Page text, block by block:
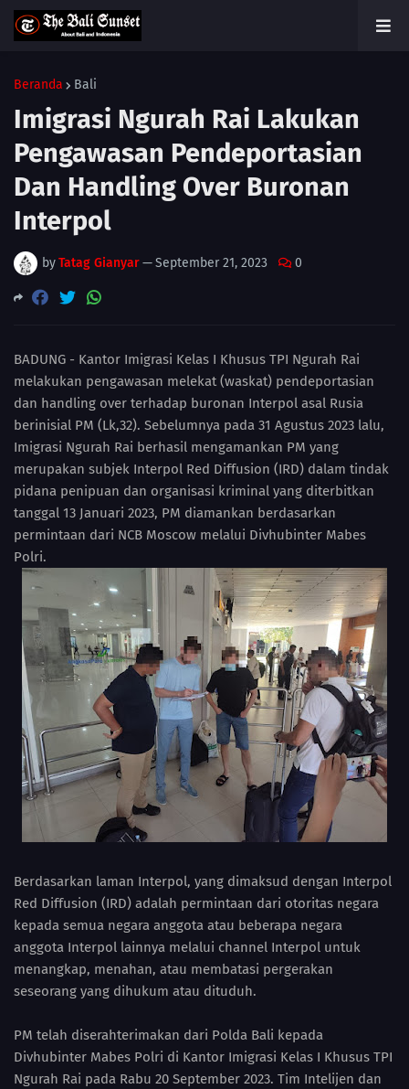
Beranda Bali
Imigrasi Ngurah Rai Lakukan
Pengawasan Pendeportasian
Dan Handling Over Buronan
Interpol
byTatag Gianyar—September 21, 2023 0
BADUNG - Kantor Imigrasi Kelas I Khusus TPI Ngurah Rai
melakukan pengawasan melekat (waskat) pendeportasian
dan handling over terhadap buronan Interpol asal Rusia
berinisial PM (Lk,32). Sebelumnya pada 31 Agustus 2023 lalu,
Imigrasi Ngurah Rai berhasil mengamankan PM yang
merupakan subjek Interpol Red Diffusion (IRD) dalam tindak
pidana penipuan dan organisasi kriminal yang diterbitkan
tanggal 13 Januari 2023, PM diamankan berdasarkan
permintaan dari NCB Moscow melalui Divhubinter Mabes
Polri.
Berdasarkan laman Interpol, yang dimaksud dengan Interpol
Red Diffusion (IRD) adalah permintaan dari otoritas negara
kepada semua negara anggota atau beberapa negara
anggota Interpol lainnya melalui channel Interpol untuk
menangkap, menahan, atau membatasi pergerakan
seseorang yang dihukum atau dituduh.
PM telah diserahterimakan dari Polda Bali kepada
Divhubinter Mabes Polri di Kantor Imigrasi Kelas I Khusus TPI
Ngurah Rai pada Rabu 20 September 2023. Tim Intelijen dan